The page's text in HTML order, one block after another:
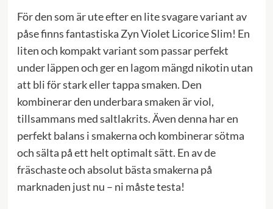
För den som är ute efter en lite svagare variant av
påse finns fantastiska Zyn Violet Licorice Slim! En
liten och kompakt variant som passar perfekt
under läppen och ger en lagom mängd nikotin utan
att bli för stark eller tappa smaken. Den
kombinerar den underbara smaken är viol,
tillsammans med saltlakrits. Även denna har en
perfekt balans i smakerna och kombinerar sötma
och sälta på ett helt optimalt sätt. En av de
fräschaste och absolut bästa smakerna på
marknaden just nu – ni måste testa!